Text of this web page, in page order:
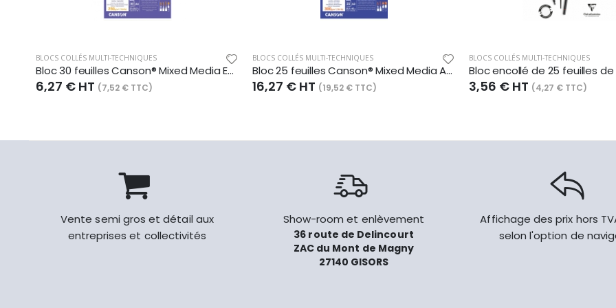
BLOCS COLLÉS MULTI-TECHNIQUES
Bloc 30 feuilles Canson® Mixed Media Essentia A4 250g/m², grain fin blanc naturel
6,27 € HT (7,52 € TTC)
BLOCS COLLÉS MULTI-TECHNIQUES
Bloc 25 feuilles Canson® Mixed Media Artist A3 300g/m², grain fin blanc naturel
16,27 € HT (19,52 € TTC)
BLOCS COLLÉS MULTI-TECHNIQUES
3,56 € HT (4,27 € TTC)
Vente semi gros et détail aux
entreprises et collectivités
Show-room et enlèvement
36 route de Delincourt
ZAC du Mont de Magny
27140 GISORS
Affichage des prix hors
selon l'option de